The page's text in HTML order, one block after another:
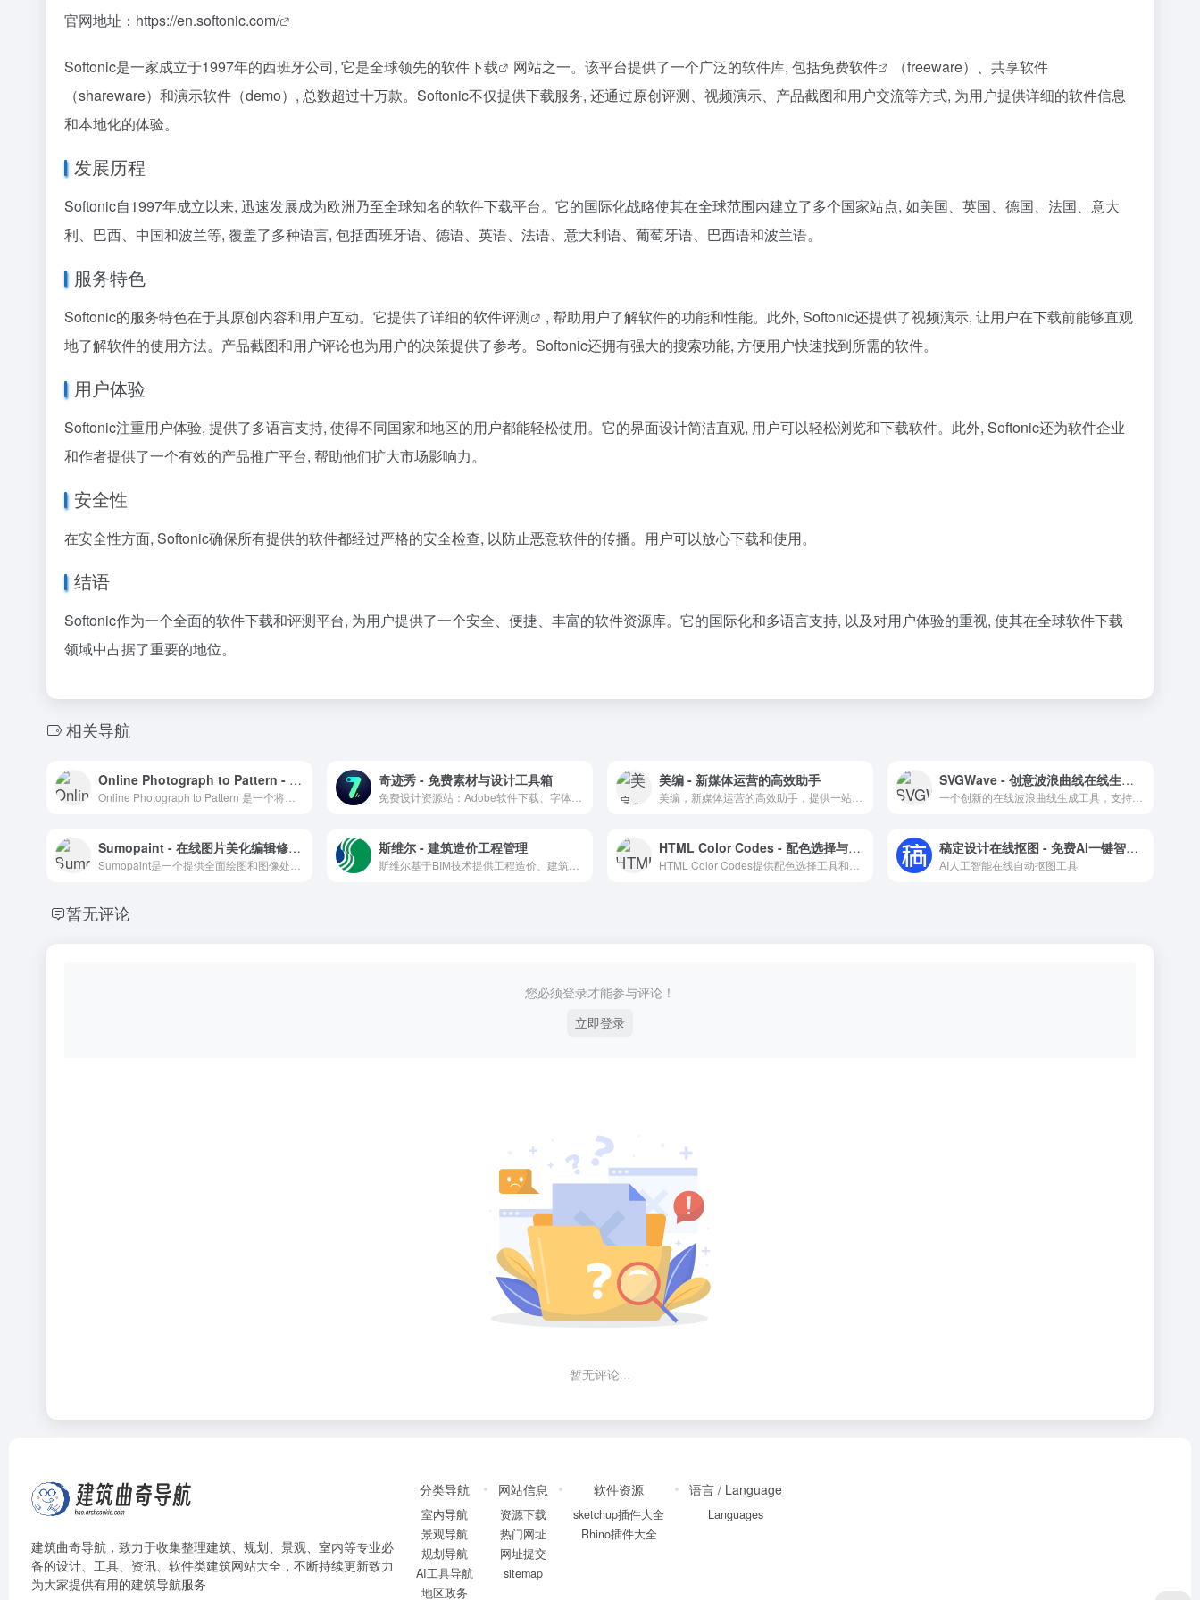
官网地址： https://en.softonic.com/
Softonic是一家成立于1997年的西班牙公司, 它是全球领先的软件下载 网站之一。该平台提供了一个广泛的软件库, 包括免费软件
（freeware）、共享软件
（shareware）和演示软件（demo）, 总数超过十万款。Softonic不仅提供下载服务, 还通过原创评测、视频演示、产品截图和用户交流等方式, 为用户提供详细的软件信息
和本地化的体验。
发展历程
Softonic自1997年成立以来, 迅速发展成为欧洲乃至全球知名的软件下载平台。它的国际化战略使其在全球范围内建立了多个国家站点, 如美国、英国、德国、法国、意大
利、巴西、中国和波兰等, 覆盖了多种语言, 包括西班牙语、德语、英语、法语、意大利语、葡萄牙语、巴西语和波兰语。
服务特色
Softonic的服务特色在于其原创内容和用户互动。它提供了详细的软件评测
, 帮助用户了解软件的功能和性能。此外, Softonic还提供了视频演示, 让用户在下载前能够直观
地了解软件的使用方法。产品截图和用户评论也为用户的决策提供了参考。Softonic还拥有强大的搜索功能, 方便用户快速找到所需的软件。
用户体验
Softonic注重用户体验, 提供了多语言支持, 使得不同国家和地区的用户都能轻松使用。它的界面设计简洁直观, 用户可以轻松浏览和下载软件。此外, Softonic还为软件企业
和作者提供了一个有效的产品推广平台, 帮助他们扩大市场影响力。
安全性
在安全性方面, Softonic确保所有提供的软件都经过严格的安全检查, 以防止恶意软件的传播。用户可以放心下载和使用。
结语
Softonic作为一个全面的软件下载和评测平台, 为用户提供了一个安全、便捷、丰富的软件资源库。它的国际化和多语言支持, 以及对用户体验的重视, 使其在全球软件下载
领域中占据了重要的地位。
相关导航
Online Photograph to Pattern - 在线图片转线稿效果工具 奇迹秀 - 免费素材与设计工具箱 美编 - 新媒体运营的高效助手 SVGWave - 创意波浪曲线在线生成平台
Sumopaint - 在线图片美化编辑修图工具 斯维尔 - 建筑造价工程管理 HTML Color Codes - 配色选择与教程资源 稿定设计在线抠图 - 免费AI一键智能抠图工具
AI人工智能在线自动抠图工具
暂无评论
您必须登录才能参与评论！
立即登录
暂无评论...
建筑曲奇导航 ，致力于收集整理建筑、规划、景观、室内等专业必
备的设计、工具、资讯、软件类建筑网站大全，不断持续更新致力
为大家提供有用的建筑导航服务
分类导航
室内导航
景观导航
规划导航
AI工具导航
地区政务
网站信息
资源下载
热门网址
网址提交
sitemap
软件资源
sketchup插件大全
Rhino插件大全
语言 / Language
Languages